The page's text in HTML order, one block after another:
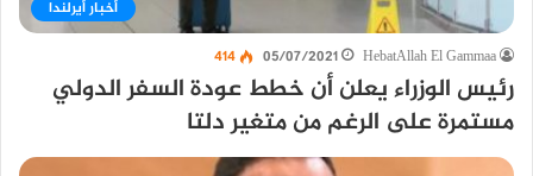
أخبار أيرلندا
HebatAllah El Gammaa
05/07/2021
414
رئيس الوزراء يعلن أن خطط عودة السفر الدولي
مستمرة على الرغم من متغير دلتا